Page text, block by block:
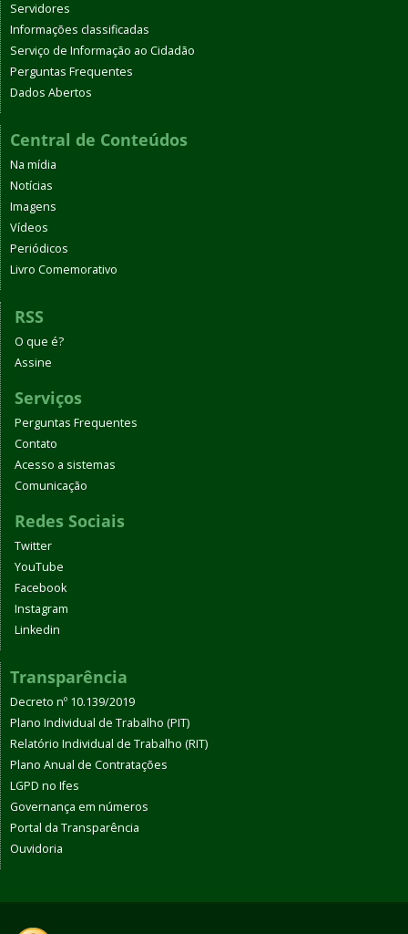
Servidores
Informações classificadas
Serviço de Informação ao Cidadão
Perguntas Frequentes
Dados Abertos
Central de Conteúdos
Na mídia
Notícias
Imagens
Vídeos
Periódicos
Livro Comemorativo
RSS
O que é?
Assine
Serviços
Perguntas Frequentes
Contato
Acesso a sistemas
Comunicação
Redes Sociais
Twitter
YouTube
Facebook
Instagram
Linkedin
Transparência
Decreto nº 10.139/2019
Plano Individual de Trabalho (PIT)
Relatório Individual de Trabalho (RIT)
Plano Anual de Contratações
LGPD no Ifes
Governança em números
Portal da Transparência
Ouvidoria